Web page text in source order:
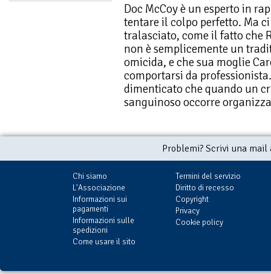
Doc McCoy è un esperto in
tentare il colpo perfetto. Ma
tralasciato, come il fatto che
non è semplicemente un
omicida, e che sua moglie
comportarsi da
dimenticato che quando un
sanguinoso occorre
Problemi? Scrivi una
Chi siamo
L'Associazione
Informazioni sui
pagamenti
Informazioni sulle
spedizioni
Come usare il sito
Termini del servizio
Diritto di recesso
Copyright
Privacy
Cookie policy